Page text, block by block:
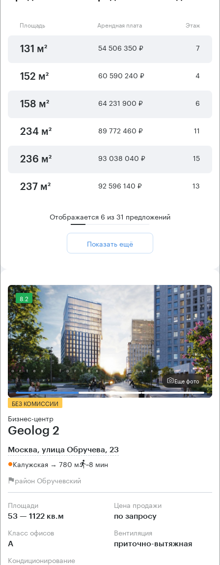
Площадь Арендная плата Этаж
131 м² 54 506 350 ₽ 7
152 м² 60 590 240 ₽ 4
158 м² 64 231 900 ₽ 6
234 м² 89 772 460 ₽ 11
236 м² 93 038 040 ₽ 15
237 м² 92 596 140 ₽ 13
Отображается 6 из31 предложений
Показать ещё
8.2
Еще фото
БЕЗ КОМИССИИ
Бизнес-центр
Geolog 2
Москва, улица Обручева, 23
Калужская → 780 м ~8 мин
район Обручевский
Площади
53 — 1122 кв.м
Цена продажи
по запросу
Класс офисов
А
Вентиляция
приточно-вытяжная
Кондиционирование